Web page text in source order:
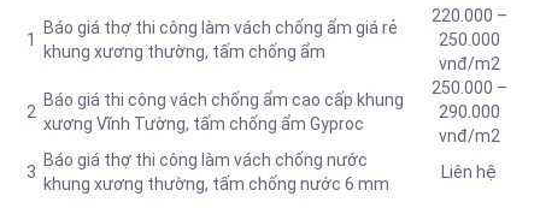
1
Báo giá thợ thi công làm vách chống ẩm giá rẻ
khung xương thường, tấm chống ẩm
220.000 –
250.000
vnđ/m2
2
Báo giá thi công vách chống ẩm cao cấp khung
xương Vĩnh Tường, tấm chống ẩm Gyproc
250.000 –
290.000
vnđ/m2
3
Báo giá thợ thi công làm vách chống nước
khung xương thường, tấm chống nước 6 mm
Liên hệ